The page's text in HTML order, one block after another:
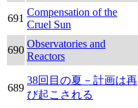
691
Compensation of the
Cruel Sun
690
Observatories and
Reactors
689
38回目の夏－計画は再
び起こされる